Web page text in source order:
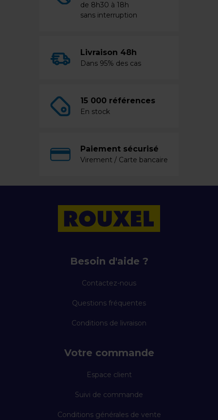
de 8h30 à 18h
sans interruption
Livraison 48h
Dans 95% des cas
15 000 références
En stock
Paiement sécurisé
Virement / Carte bancaire
Besoin d'aide ?
Contactez-nous
Questions fréquentes
Conditions de livraison
Votre commande
Espace client
Suivi de commande
Conditions générales de vente